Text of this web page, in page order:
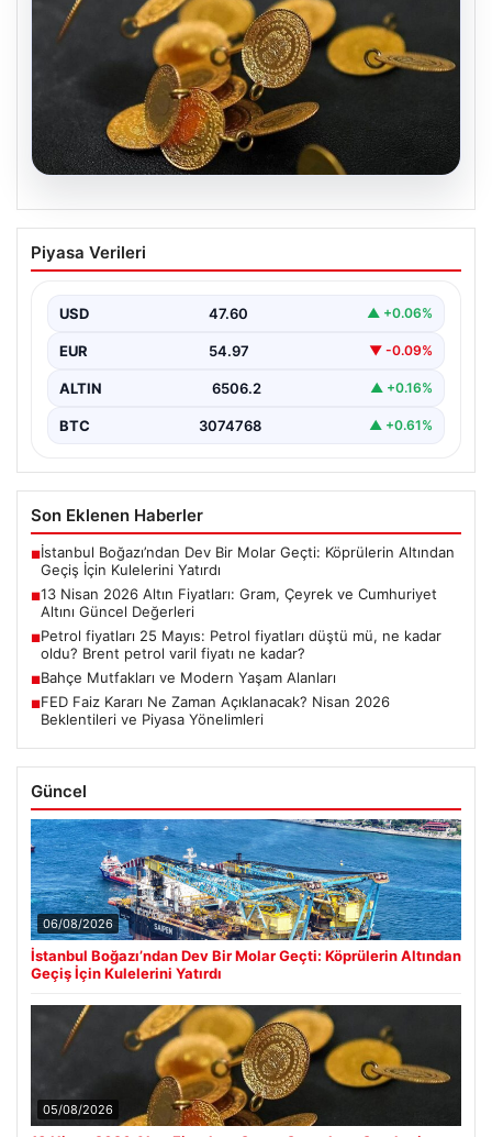
13 Nisan 2026 Altın Fiyatları: Gram,
Çeyrek ve Cumhuriyet Altını Güncel
Altın piyasalarında yaşanan gelişmeler, özellikle ABD ile
yatırımcıların…
Piyasa Verileri
USD 47.60 ▲ +0.06%
EUR 54.97 ▼ -0.09%
ALTIN 6506.2 ▲ +0.16%
BTC 3074768 ▲ +0.61%
Son Eklenen Haberler
■İstanbul Boğazı’ndan Dev Bir Molar Geçti: Köprülerin Altından
Geçiş İçin Kulelerini Yatırdı
■13 Nisan 2026 Altın Fiyatları: Gram, Çeyrek ve Cumhuriyet
Altını Güncel Değerleri
■Petrol fiyatları 25 Mayıs: Petrol fiyatları düştü mü, ne kadar
oldu? Brent petrol varil fiyatı ne kadar?
■Bahçe Mutfakları ve Modern Yaşam Alanları
■FED Faiz Kararı Ne Zaman Açıklanacak? Nisan 2026
Beklentileri ve Piyasa Yönelimleri
Güncel
06/08/2026
İstanbul Boğazı’ndan Dev Bir Molar Geçti: Köprülerin Altından
Geçiş İçin Kulelerini Yatırdı
05/08/2026